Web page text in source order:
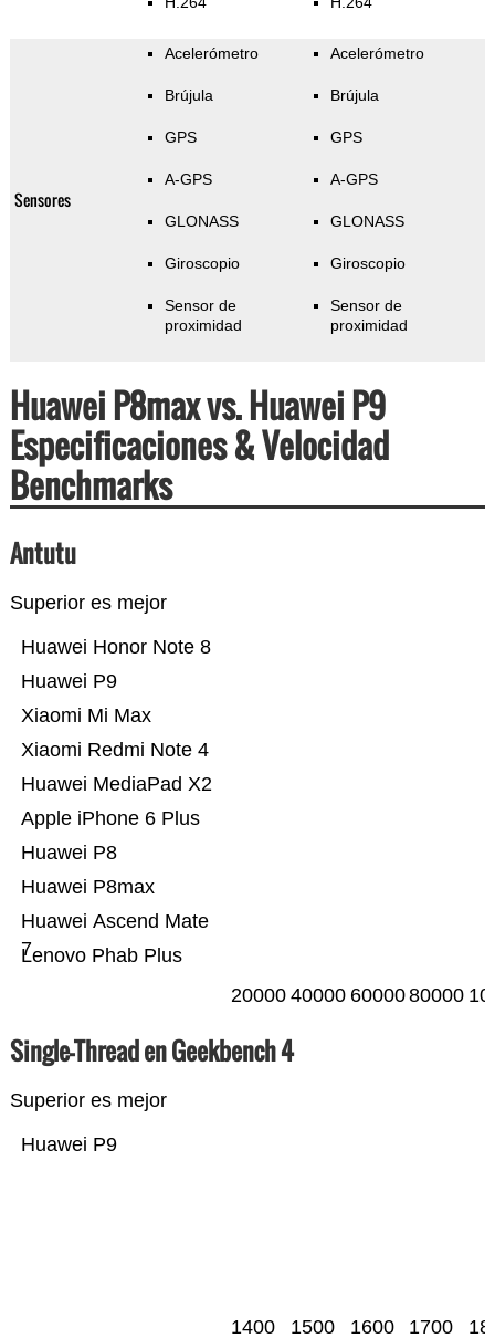
Sensores
Acelerómetro
Brújula
GPS
A-GPS
GLONASS
Giroscopio
Sensor de
proximidad
Acelerómetro
Brújula
GPS
A-GPS
GLONASS
Giroscopio
Sensor de
proximidad
Huawei P8max vs. Huawei P9
Especificaciones & Velocidad
Benchmarks
Antutu
Superior es mejor
Lenovo Phab Plus
Huawei Ascend Mate
7
Huawei P8max
Huawei P8
Apple iPhone 6 Plus
Huawei MediaPad X2
Xiaomi Redmi Note 4
Xiaomi Mi Max
Huawei P9
Huawei Honor Note 8
20000 40000 6000080000
Single-Thread en Geekbench 4
Superior es mejor
Huawei P9
1400 1500 1600 1700